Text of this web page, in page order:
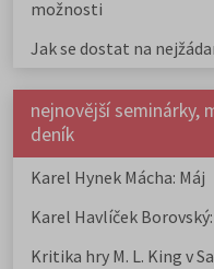
možnosti
Jak se dostat na
nejnovější seminárky,
deník
Karel Hynek Mácha: Máj
Karel Havlíček
Kritika hry M. L. King v